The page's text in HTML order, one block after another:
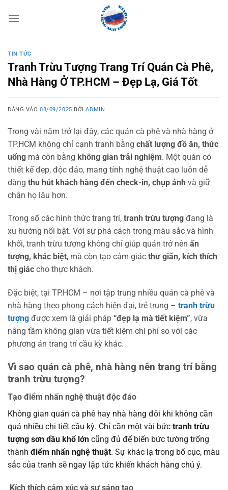
qua
TIN TỨC
Tranh Trừu Tượng Trang Trí Quán Cà Phê,
Nhà Hàng Ở TP.HCM – Đẹp Lạ, Giá Tốt
ĐĂNG VÀO08/09/2025 BỞIADMIN
Trong vài năm trở lại đây, các quán cà phê và nhà hàng ở
TP.HCM không chỉ cạnh tranh bằng chất lượng đồ ăn, thức
uống mà còn bằng không gian trải nghiệm. Một quán có
thiết kế đẹp, độc đáo, mang tính nghệ thuật cao luôn dễ
dàng thu hút khách hàng đến check-in, chụp ảnh và giữ
chân họ lâu hơn.
Trong số các hình thức trang trí, tranh trừu tượng đang là
xu hướng nổi bật. Với sự phá cách trong màu sắc và hình
khối, tranh trừu tượng không chỉ giúp quán trở nên ấn
tượng, khác biệt, mà còn tạo cảm giác thư giãn, kích thích
thị giác cho thực khách.
Đặc biệt, tại TP.HCM – nơi tập trung nhiều quán cà phê và
nhà hàng theo phong cách hiện đại, trẻ trung – tranh trừu
tượng được xem là giải pháp “đẹp lạ mà tiết kiệm”, vừa
nâng tầm không gian vừa tiết kiệm chi phí so với các
phương án trang trí cầu kỳ khác.
Vì sao quán cà phê, nhà hàng nên trang trí bằng
tranh trừu tượng?
Tạo điểm nhấn nghệ thuật độc đáo
Không gian quán cà phê hay nhà hàng đôi khi không cần
quá nhiều chi tiết cầu kỳ. Chỉ cần một vài bức tranh trừu
tượng sơn dầu khổ lớn cũng đủ để biến bức tường trống
thành điểm nhấn nghệ thuật. Sự khác lạ trong bố cục, màu
sắc của tranh sẽ ngay lập tức khiến khách hàng chú ý.
Kích thích cảm xúc và sự sáng tạo